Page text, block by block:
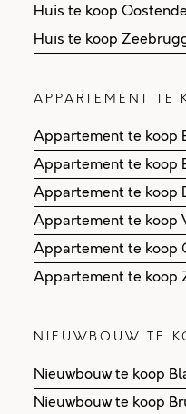
Huis te koop Oostende
Huis te koop
APPARTEMENT TE
Appartement te koop
Appartement te koop
Appartement te koop
Appartement te koop
Appartement te koop
Appartement te koop
NIEUWBOUW TE
Nieuwbouw te koop
Nieuwbouw te koop